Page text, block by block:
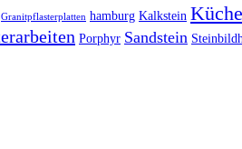
Granitpflasterplatten hamburg Kalkstein Küche
Porphyr Sandstein